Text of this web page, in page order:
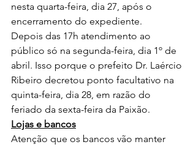
nesta quarta-feira, dia 27, após o
encerramento do expediente.
Depois das 17h atendimento ao
público só na segunda-feira, dia 1º de
abril. Isso porque o prefeito Dr. Laércio
Ribeiro decretou ponto facultativo na
quinta-feira, dia 28, em razão do
feriado da sexta-feira da Paixão.
Lojas e bancos
Atenção que os bancos vão manter